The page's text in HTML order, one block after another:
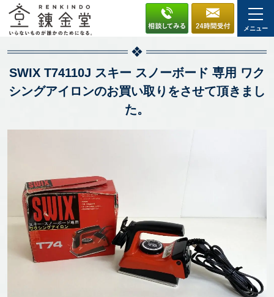
メニュー
SWIX T74110J スキー スノーボード 専用 ワク
シングアイロンのお買い取りをさせて頂きまし
た。